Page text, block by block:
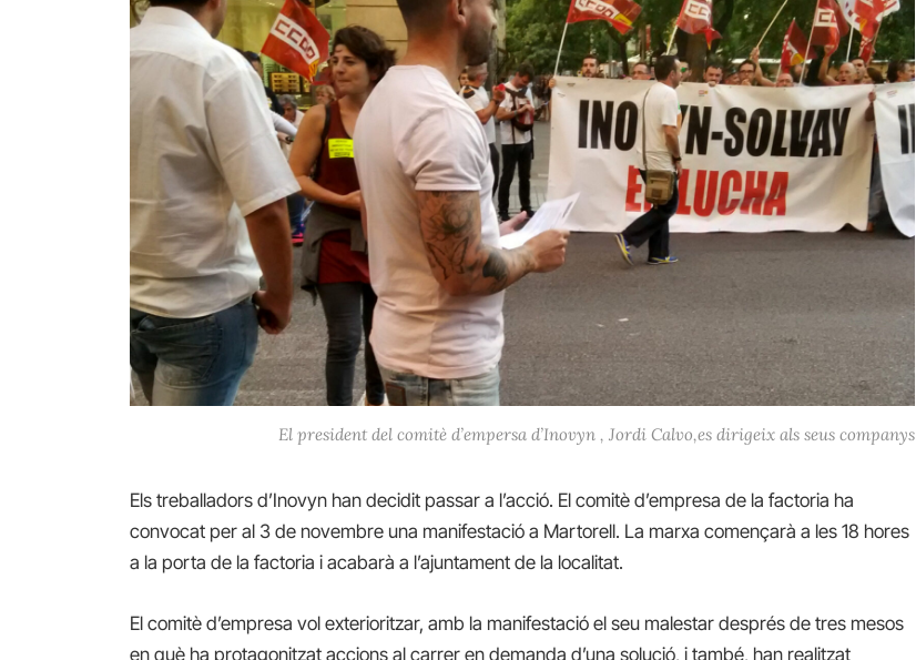
El president del comitè d’empersa d’Inovyn , Jordi Calvo,es dirigeix als seus companys
Els treballadors d’Inovyn han decidit passar a l’acció. El comitè d’empresa de la factoria ha
convocat per al 3 de novembre una manifestació a Martorell. La marxa començarà a les 18 hores
a la porta de la factoria i acabarà a l’ajuntament de la localitat.
El comitè d’empresa vol exterioritzar, amb la manifestació el seu malestar després de tres mesos
en què ha protagonitzat accions al carrer en demanda d’una solució, i també, han realitzat